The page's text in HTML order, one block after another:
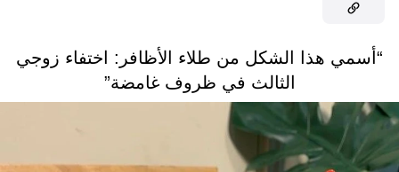
“أسمي هذا الشكل من طلاء الأظافر: اختفاء زوجي
الثالث في ظروف غامضة”